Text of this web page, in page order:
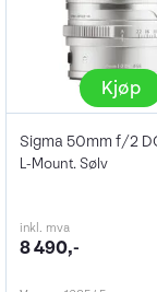
Kjøp
L-Mount. Sølv
inkl. mva
8 490,-